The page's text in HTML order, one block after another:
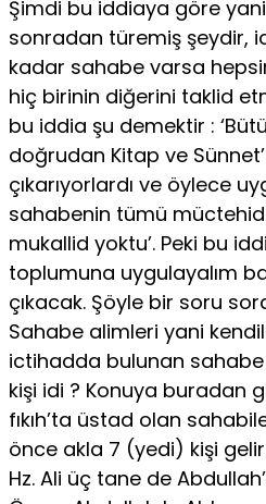
Şimdi bu iddiaya göre
sonradan türemiş şeydir,
kadar sahabe varsa
hiç birinin diğerini taklid
bu iddia şu demektir :
doğrudan Kitap ve
çıkarıyorlardı ve öylece
sahabenin tümü
mukallid yoktu’. Peki bu
toplumuna uygulayalım
çıkacak. Şöyle bir soru
Sahabe alimleri yani
ictihadda bulunan
kişi idi ? Konuya buradan
fıkıh’ta üstad olan
önce akla 7 (yedi) kişi
Hz. Ali üç tane de